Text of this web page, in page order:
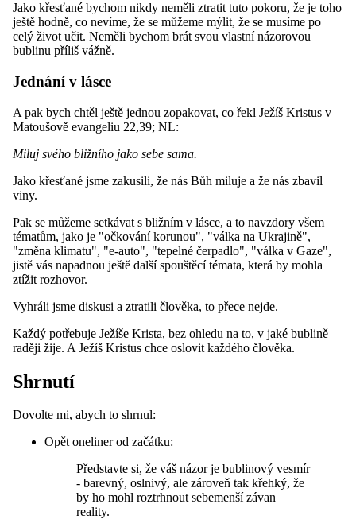
Jako křesťané bychom nikdy neměli ztratit tuto pokoru, že je toho
ještě hodně, co nevíme, že se můžeme mýlit, že se musíme po
celý život učit. Neměli bychom brát svou vlastní názorovou
bublinu příliš vážně.
Jednání v lásce
A pak bych chtěl ještě jednou zopakovat, co řekl Ježíš Kristus v
Matoušově evangeliu 22,39; NL:
Miluj svého bližního jako sebe sama.
Jako křesťané jsme zakusili, že nás Bůh miluje a že nás zbavil
viny.
Pak se můžeme setkávat s bližním v lásce, a to navzdory všem
tématům, jako je "očkování korunou", "válka na Ukrajině",
"změna klimatu", "e-auto", "tepelné čerpadlo", "válka v Gaze",
jistě vás napadnou ještě další spouštěcí témata, která by mohla
ztížit rozhovor.
Vyhráli jsme diskusi a ztratili člověka, to přece nejde.
Každý potřebuje Ježíše Krista, bez ohledu na to, v jaké bublině
raději žije. A Ježíš Kristus chce oslovit každého člověka.
Shrnutí
Dovolte mi, abych to shrnul:
Opět oneliner od začátku:
Představte si, že váš názor je bublinový vesmír
- barevný, oslnivý, ale zároveň tak křehký, že
by ho mohl roztrhnout sebemenší závan
reality.